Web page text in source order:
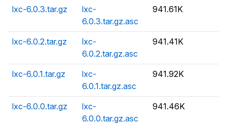
lxc-6.0.3.tar.gz
lxc-
6.0.3.tar.gz.asc
941.61K
lxc-6.0.2.tar.gz
lxc-
6.0.2.tar.gz.asc
941.41K
lxc-6.0.1.tar.gz
lxc-
6.0.1.tar.gz.asc
941.92K
lxc-6.0.0.tar.gz
lxc-
6.0.0.tar.gz.asc
941.46K